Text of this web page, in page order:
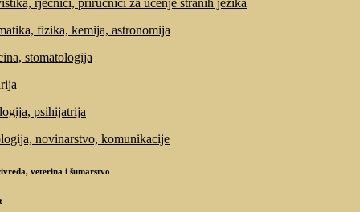
fizika, kemija, astronomija
stomatologija
psihijatrija
novinarstvo, komunikacije
veterina i šumarstvo